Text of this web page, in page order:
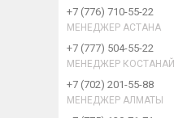
+7 (776) 710-55-22
МЕНЕДЖЕР АСТАНА
+7 (777) 504-55-22
МЕНЕДЖЕР КОСТАНАЙ
+7 (702) 201-55-88
МЕНЕДЖЕР АЛМАТЫ